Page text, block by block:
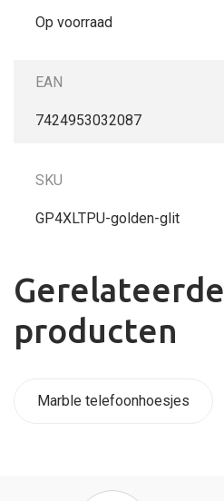
Op voorraad
EAN
7424953032087
SKU
GP4XLTPU-golden-glit
Gerelateerde
producten
Marble telefoonhoesjes